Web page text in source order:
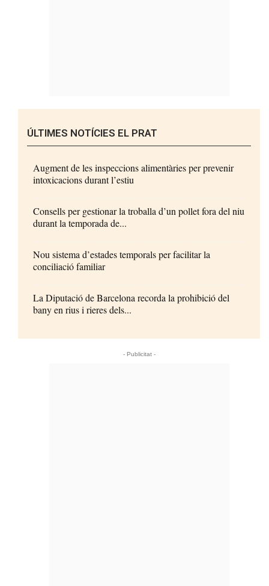
ÚLTIMES NOTÍCIES EL PRAT
Augment de les inspeccions alimentàries per prevenir
intoxicacions durant l’estiu
Consells per gestionar la troballa d’un pollet fora del niu
durant la temporada de...
Nou sistema d’estades temporals per facilitar la
conciliació familiar
La Diputació de Barcelona recorda la prohibició del
bany en rius i rieres dels...
- Publicitat -